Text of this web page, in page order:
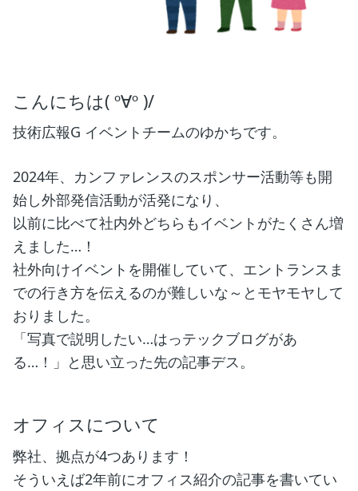
こんにちは( º∀º )/
技術広報G イベントチームのゆかちです。
2024年、カンファレンスのスポンサー活動等も開
始し外部発信活動が活発になり、
以前に比べて社内外どちらもイベントがたくさん増
えました…！
社外向けイベントを開催していて、エントランスま
での行き方を伝えるのが難しいな～とモヤモヤして
おりました。
「写真で説明したい…はっテックブログがあ
る…！」と思い立った先の記事デス。
オフィスについて
弊社、拠点が4つあります！
そういえば2年前にオフィス紹介の記事を書いてい